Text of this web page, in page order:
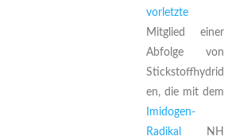
vorletzte
Mitglied einer
Abfolge von
Stickstoffhydrid
en, die mit dem
Imidogen-
Radikal
NH